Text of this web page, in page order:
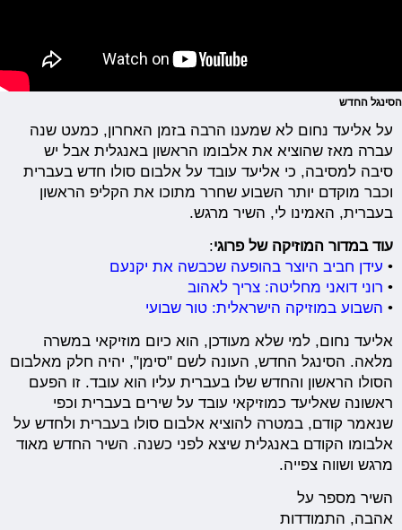
הסינגל החדש
על אליעד נחום לא שמענו הרבה בזמן האחרון, כמעט שנה
עברה מאז שהוציא את אלבומו הראשון באנגלית אבל יש
סיבה למסיבה, כי אליעד עובד על אלבום סולו חדש בעברית
וכבר מוקדם יותר השבוע שחרר מתוכו את הקליפ הראשון
בעברית, האמינו לי, השיר מרגש.
עוד במדור המוזיקה של פרוגי:
• עידן חביב היוצר בהופעה שכבשה את יקנעם
• רוני דואני מחליטה: צריך לאהוב
• השבוע במוזיקה הישראלית: טור שבועי
אליעד נחום, למי שלא מעודכן, הוא כיום מוזיקאי במשרה
מלאה. הסינגל החדש, העונה לשם "סימן", יהיה חלק מאלבום
הסולו הראשון והחדש שלו בעברית עליו הוא עובד. זו הפעם
ראשונה שאליעד כמוזיקאי עובד על שירים בעברית וכפי
שנאמר קודם, במטרה להוציא אלבום סולו בעברית ולחדש על
אלבומו הקודם באנגלית שיצא לפני כשנה. השיר החדש מאוד
מרגש ושווה צפייה.
השיר מספר על
אהבה, התמודדות